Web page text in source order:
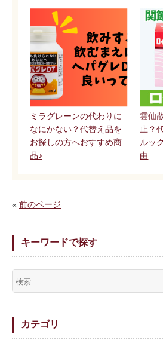
ミラグレーンの代わりに
なにかない？代替え品を
お探しの方へおすすめ商
品♪
雲仙
止？
ルッ
由
« 前のページ
キーワードで探す
カテゴリ